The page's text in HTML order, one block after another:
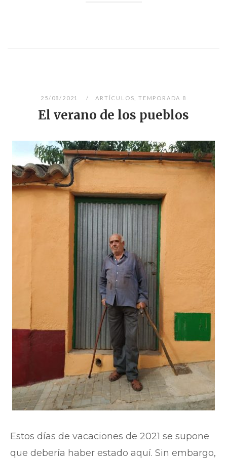
25/08/2021 ARTÍCULOS TEMPORADA 8
El verano de los pueblos
Estos días de vacaciones de 2021 se supone
que debería haber estado aquí. Sin embargo,